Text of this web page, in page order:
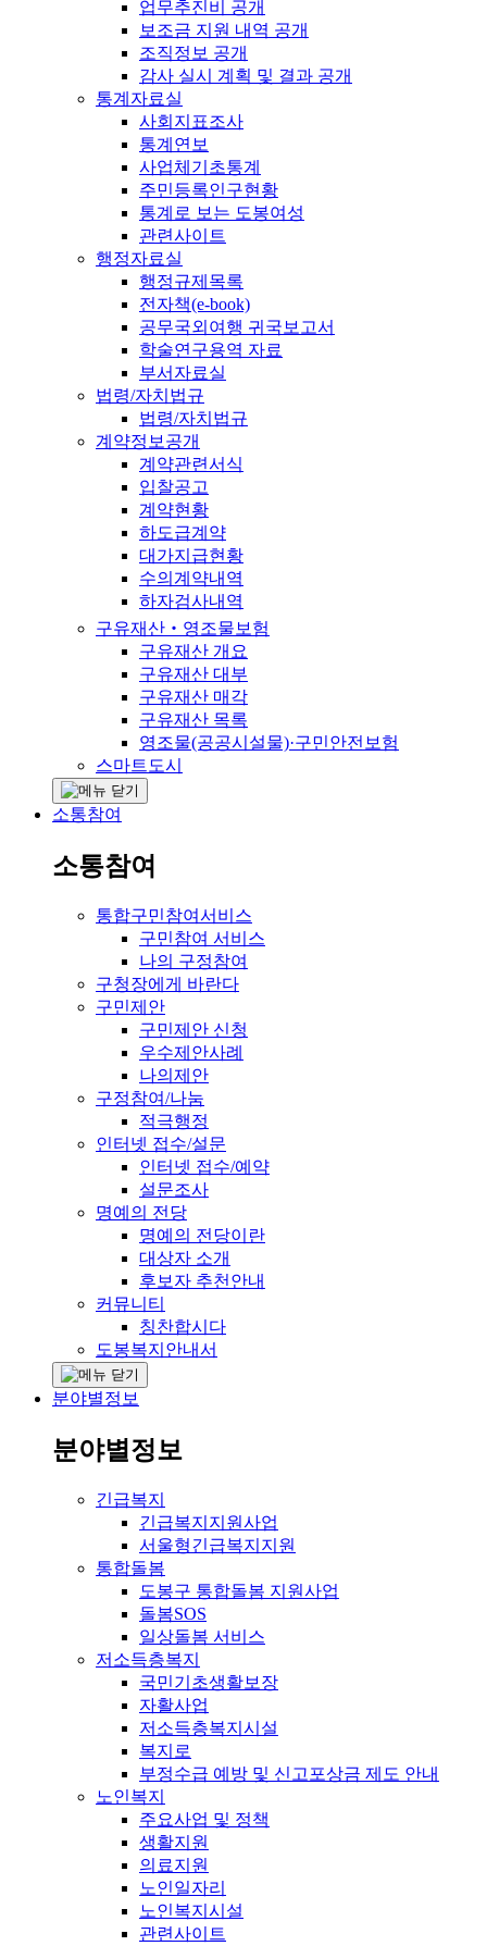
업무추진비 공개
보조금 지원 내역 공개
조직정보 공개
감사 실시 계획 및 결과 공개
통계자료실
사회지표조사
통계연보
사업체기초통계
주민등록인구현황
통계로 보는 도봉여성
관련사이트
행정자료실
행정규제목록
전자책(e-book)
공무국외여행 귀국보고서
학술연구용역 자료
부서자료실
법령/자치법규
법령/자치법규
계약정보공개
계약관련서식
입찰공고
계약현황
하도급계약
대가지급현황
수의계약내역
하자검사내역
구유재산‧영조물보험
구유재산 개요
구유재산 대부
구유재산 매각
구유재산 목록
영조물(공공시설물)·구민안전보험
스마트도시
소통참여
소통참여
통합구민참여서비스
구민참여 서비스
나의 구정참여
구청장에게 바란다
구민제안
구민제안 신청
우수제안사례
나의제안
구정참여/나눔
적극행정
인터넷 접수/설문
인터넷 접수/예약
설문조사
명예의 전당
명예의 전당이란
대상자 소개
후보자 추천안내
커뮤니티
칭찬합시다
도봉복지안내서
분야별정보
분야별정보
긴급복지
긴급복지지원사업
서울형긴급복지지원
통합돌봄
도봉구 통합돌봄 지원사업
돌봄SOS
일상돌봄 서비스
저소득층복지
국민기초생활보장
자활사업
저소득층복지시설
복지로
부정수급 예방 및 신고포상금 제도 안내
노인복지
주요사업 및 정책
생활지원
의료지원
노인일자리
노인복지시설
관련사이트